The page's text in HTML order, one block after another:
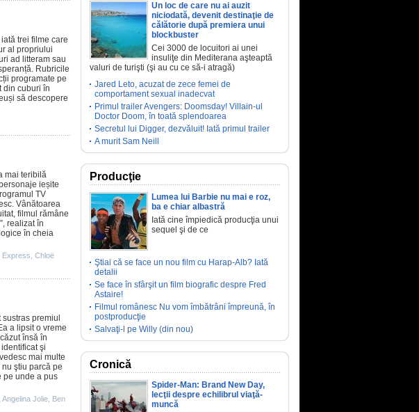
trei filme care
al propriului
ad litteram sau
Rubricile
programate pe
din cuburi în
să descopere
mai teribilă
ieșite
TV
Vânătoarea
filmul rămâne
realizat în
în cheia
Express Chloë
sustras premiul
a lipsit o vreme
însă în
şi
mai multe
ştiu parcă pe
pe unde a pus
Angelina Jolie Ben
Un loc de care nu ai auzit
niciodată, devenit destinaţie de
călătorie după premiera unui
blockbuster
Cei 3000 de locuitori ai unei
insuliţe din Mediterana aşteaptă
valuri de turişti (şi au cu ce să-i atragă)
Jared Leto, acuzat de zece femei de
comportament sexual inadecvat
Primul trailer Avengers: Doomsday! Villain-ul
Doctor Doom, în toată splendoarea
Secretul lui Digger, dezvăluit! Iată primul trailer
A murit Sam Neill
Producţie
Lumea lui Barbie nu mai e roz,
ba e chiar albastră
Iată cine împiedică producţia unui
sequel şi de ce
Ştiai că se face un nou film cu Harap-Alb? Iată
detalii
Se face în sfârşit un film biografic despre Fred
Astaire!
Filmul românesc Nu vom îmbătrâni împreună, în
postproducţie
Salvaţi-l pe Willy (din nou)
Cronică
Spider-Man: Brand New Day,
lecţii despre echilibrul viaţă-
muncă